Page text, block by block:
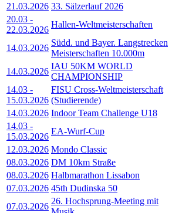
21.03.2026 33. Sälzerlauf 2026
20.03 -
22.03.2026
Hallen-Weltmeisterschaften
14.03.2026
Südd. und Bayer. Langstrecken
Meisterschaften 10.000m
14.03.2026
IAU 50KM WORLD
CHAMPIONSHIP
14.03 -
15.03.2026
FISU Cross-Weltmeisterschaft
(Studierende)
14.03.2026 Indoor Team Challenge U18
14.03 -
15.03.2026
EA-Wurf-Cup
12.03.2026 Mondo Classic
08.03.2026 DM 10km Straße
08.03.2026 Halbmarathon Lissabon
07.03.2026 45th Dudinska 50
07.03.2026
26. Hochsprung-Meeting mit